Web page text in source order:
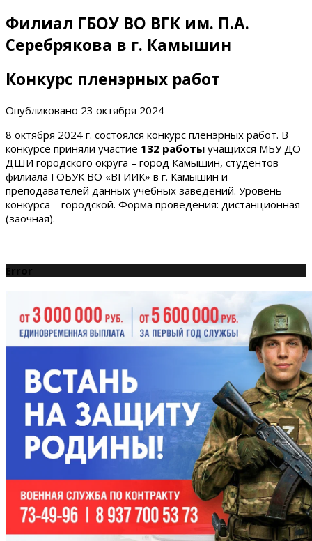
Филиал ГБОУ ВО ВГК им. П.А.
Серебрякова в г. Камышин
Конкурс пленэрных работ
Опубликовано 23 октября 2024
8 октября 2024 г. состоялся конкурс пленэрных работ. В
конкурсе приняли участие 132 работы учащихся МБУ ДО
ДШИ городского округа – город Камышин, студентов
филиала ГОБУК ВО «ВГИИК» в г. Камышин и
преподавателей данных учебных заведений. Уровень
конкурса – городской. Форма проведения: дистанционная
(заочная).
Error